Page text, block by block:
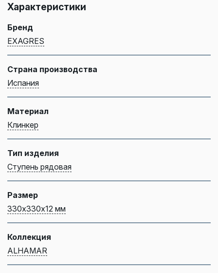
Характеристики
Бренд
EXAGRES
Страна производства
Испания
Материал
Клинкер
Тип изделия
Ступень рядовая
Размер
330х330х12 мм
Коллекция
ALHAMAR